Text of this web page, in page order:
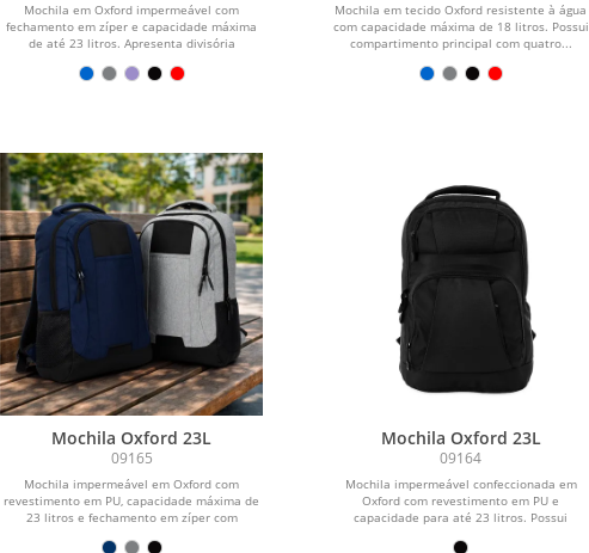
Mochila em Oxford impermeável com
fechamento em zíper e capacidade máxima
de até 23 litros. Apresenta divisória
Mochila em tecido Oxford resistente à água
com capacidade máxima de 18 litros. Possui
compartimento principal com quatro...
Mochila Oxford 23L
09165
Mochila impermeável em Oxford com
revestimento em PU, capacidade máxima de
23 litros e fechamento em zíper com
Mochila Oxford 23L
09164
Mochila impermeável confeccionada em
Oxford com revestimento em PU e
capacidade para até 23 litros. Possui